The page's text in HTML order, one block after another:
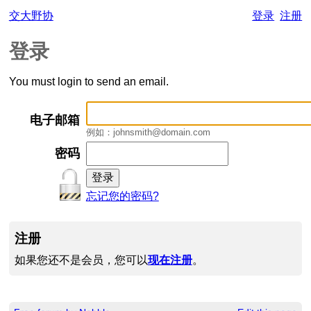
交大野协 登录 注册
登录
You must login to send an email.
电子邮箱
例如：johnsmith@domain.com
密码
忘记您的密码?
注册
如果您还不是会员，您可以现在注册。